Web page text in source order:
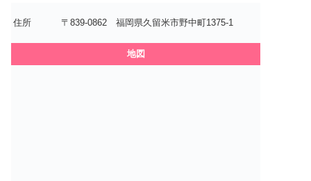
住所 〒839-0862 福岡県久留米市野中町1375-1
地図